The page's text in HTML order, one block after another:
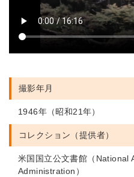
撮影年月
1946年（昭和21年）
コレクション（提供者）
米国国立公文書館（National
Administration）